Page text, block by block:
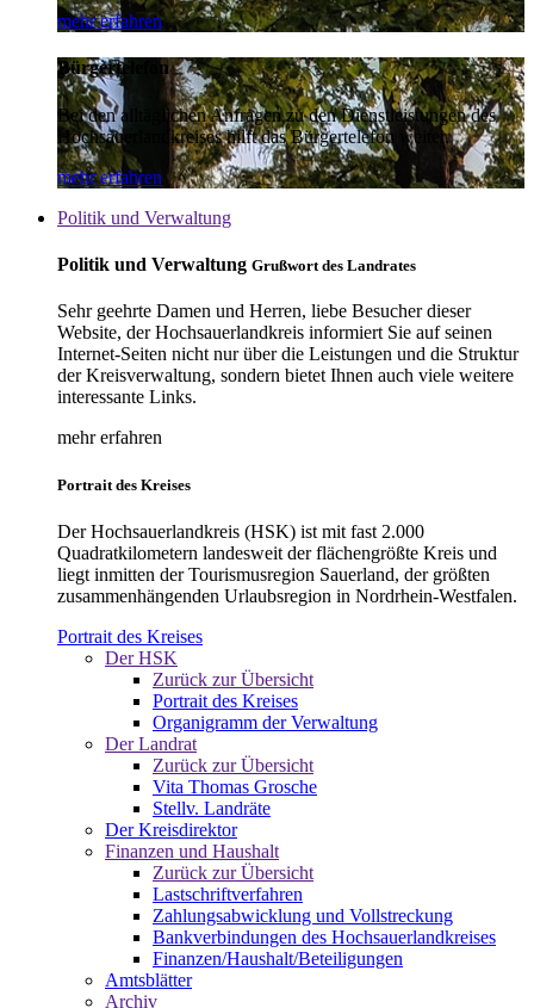
mehr erfahren
Bürgertelefon
Bei den alltäglichen Anfragen zu den Dienstleistungen des
Hochsauerlandkreises hilft das Bürgertelefon weiter.
mehr erfahren
Politik und Verwaltung
Politik und Verwaltung Grußwort des Landrates
Sehr geehrte Damen und Herren, liebe Besucher dieser
Website, der Hochsauerlandkreis informiert Sie auf seinen
Internet-Seiten nicht nur über die Leistungen und die Struktur
der Kreisverwaltung, sondern bietet Ihnen auch viele weitere
interessante Links.
mehr erfahren
Portrait des Kreises
Der Hochsauerlandkreis (HSK) ist mit fast 2.000
Quadratkilometern landesweit der flächengrößte Kreis und
liegt inmitten der Tourismusregion Sauerland, der größten
zusammenhängenden Urlaubsregion in Nordrhein-Westfalen.
Portrait des Kreises
Der HSK
Zurück zur Übersicht
Portrait des Kreises
Organigramm der Verwaltung
Der Landrat
Zurück zur Übersicht
Vita Thomas Grosche
Stellv. Landräte
Der Kreisdirektor
Finanzen und Haushalt
Zurück zur Übersicht
Lastschriftverfahren
Zahlungsabwicklung und Vollstreckung
Bankverbindungen des Hochsauerlandkreises
Finanzen/Haushalt/Beteiligungen
Amtsblätter
Archiv